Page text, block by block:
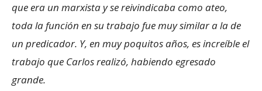
que era un marxista y se reivindicaba como ateo,
toda la función en su trabajo fue muy similar a la de
un predicador. Y, en muy poquitos años, es increíble el
trabajo que Carlos realizó, habiendo egresado
grande.